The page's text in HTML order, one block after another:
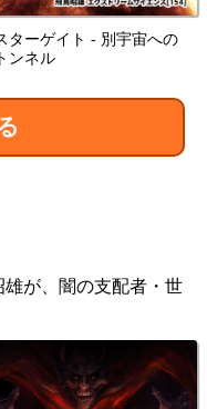
ターゲイト - 別宇宙への
ンネル
が、闇の支配者・世